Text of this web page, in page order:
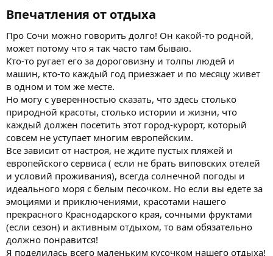
Впечатления от отдыха​
Про Сочи можно говорить долго! Он какой-то родной,
может потому что я так часто там бываю.
Кто-то ругает его за дороговизну и толпы людей и
машин, кто-то каждый год приезжает и по месяцу живет
в одном и том же месте.
Но могу с уверенностью сказать, что здесь столько
природной красоты, столько истории и жизни, что
каждый должен посетить этот город-курорт, который
совсем не уступает многим европейским.
Все зависит от настроя, не ждите пустых пляжей и
европейского сервиса ( если не брать виповских отелей
и условий проживания), всегда солнечной погоды и
идеального моря с белым песочком. Но если вы едете за
эмоциями и приключениями, красотами нашего
прекрасного Краснодарского края, сочными фруктами
(если сезон) и активным отдыхом, то вам обязательно
должно понравится!
Я поделилась всего маленьким кусочком нашего отдыха!